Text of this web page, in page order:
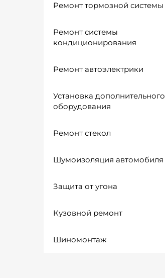
Ремонт тормозной системы
Ремонт системы
кондиционирования
Ремонт автоэлектрики
Установка дополнительного
оборудования
Ремонт стекол
Шумоизоляция автомобиля
Защита от угона
Кузовной ремонт
Шиномонтаж